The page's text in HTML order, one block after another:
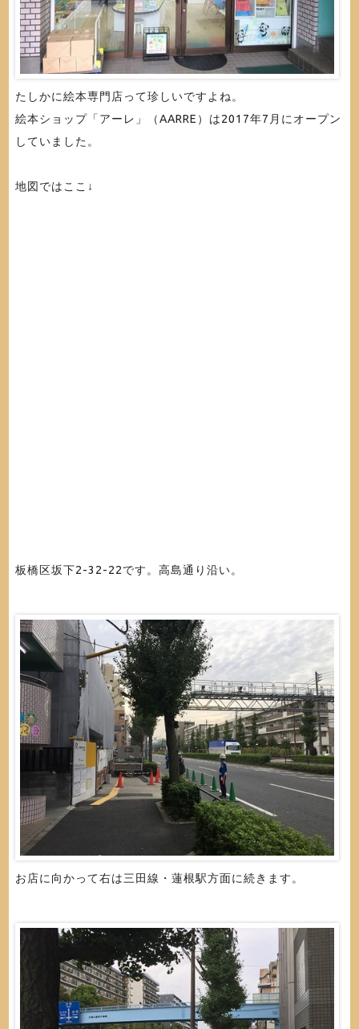
たしかに絵本専門店って珍しいですよね。
絵本ショップ「アーレ」（AARRE）は2017年7月にオープン
していました。
地図ではここ↓
板橋区坂下2-32-22です。高島通り沿い。
お店に向かって右は三田線・蓮根駅方面に続きます。